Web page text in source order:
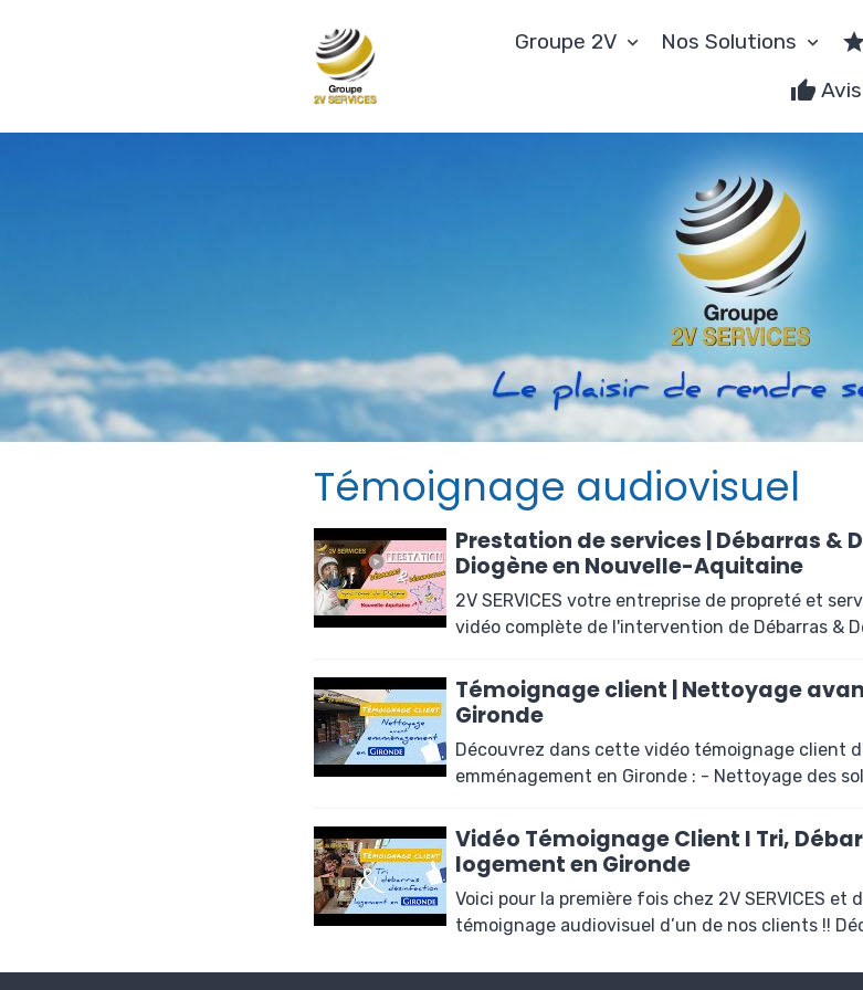
Groupe 2V Nos Solutions
Témoignage audiovisuel
Prestation de services | Débarras &
Diogène en Nouvelle-Aquitaine
2V SERVICES votre entreprise de propreté et
vidéo complète de l'intervention de Débarras &
Témoignage client | Nettoyage
Gironde
Découvrez dans cette vidéo témoignage client
emménagement en Gironde : - Nettoyage des
Vidéo Témoignage Client I Tri,
logement en Gironde
Voici pour la première fois chez 2V SERVICES et
témoignage audiovisuel d’un de nos clients !!